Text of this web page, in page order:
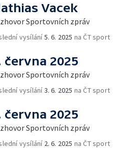
Vacek
Sportovních zpráv
vysílání5. 6. 2025 na ČT sport
června 2025
Sportovních zpráv
vysílání3. 6. 2025 na ČT sport
června 2025
Sportovních zpráv
vysílání 2. 6. 2025 na ČT sport